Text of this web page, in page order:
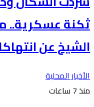
ثكنة عسكرية..
الشيخ عن
الأخبار المحلية
منذ 7 ساعات